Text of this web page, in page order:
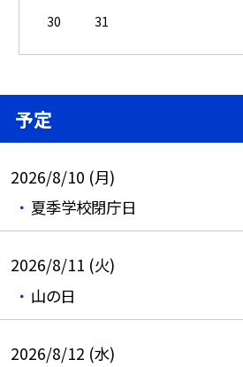
30
31
予定
2026/8/10 (月)
夏季学校閉庁日
2026/8/11 (火)
山の日
2026/8/12 (水)